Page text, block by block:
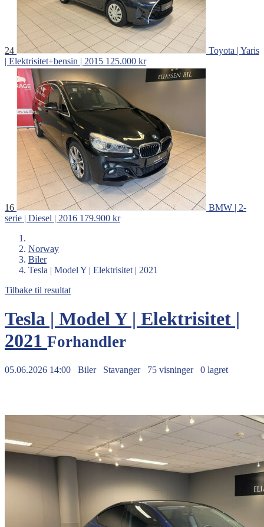
24
Toyota | Yaris
| Elektrisitet+bensin | 2015 125.000 kr
16
BMW | 2-
serie | Diesel | 2016 179.900 kr
Norway
Biler
Tesla | Model Y | Elektrisitet | 2021
Tilbake til resultat
Tesla | Model Y | Elektrisitet |
2021 Forhandler
05.06.2026 14:00 Biler Stavanger 75 visninger 0 lagret